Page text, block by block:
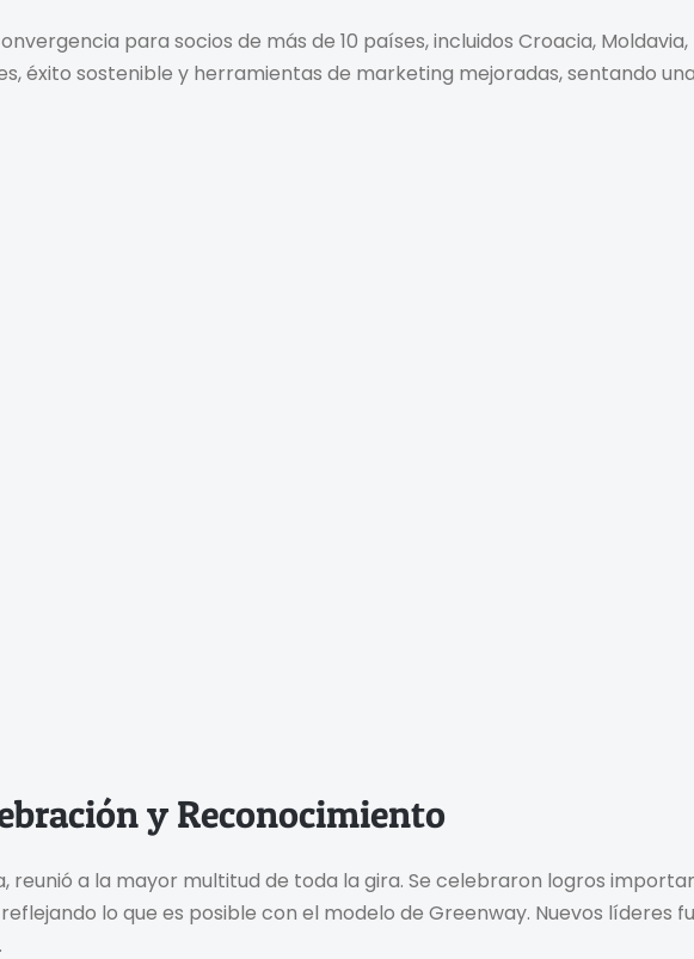
para socios de más de 10 países, incluidos Croacia,
éxito sostenible y herramientas de marketing mejoradas, sentando
y Reconocimiento
reunió a la mayor multitud de toda la gira. Se celebraron logros
lo que es posible con el modelo de Greenway. Nuevos líderes